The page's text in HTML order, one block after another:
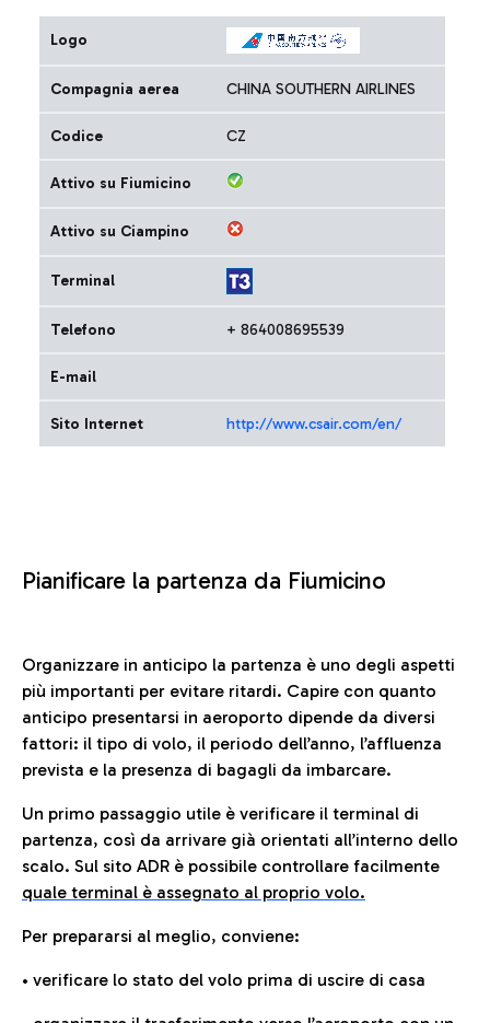
Logo
Compagnia aerea CHINA SOUTHERN AIRLINES
Codice CZ
Attivo su Fiumicino
Attivo su Ciampino
Terminal
Telefono + 864008695539
E-mail
Sito Internet http://www.csair.com/en/
Pianificare la partenza da Fiumicino
Organizzare in anticipo la partenza è uno degli aspetti
più importanti per evitare ritardi. Capire con quanto
anticipo presentarsi in aeroporto dipende da diversi
fattori: il tipo di volo, il periodo dell’anno, l’affluenza
prevista e la presenza di bagagli da imbarcare.
Un primo passaggio utile è verificare il terminal di
partenza, così da arrivare già orientati all’interno dello
scalo. Sul sito ADR è possibile controllare facilmente
quale terminal è assegnato al proprio volo.
Per prepararsi al meglio, conviene:
• verificare lo stato del volo prima di uscire di casa